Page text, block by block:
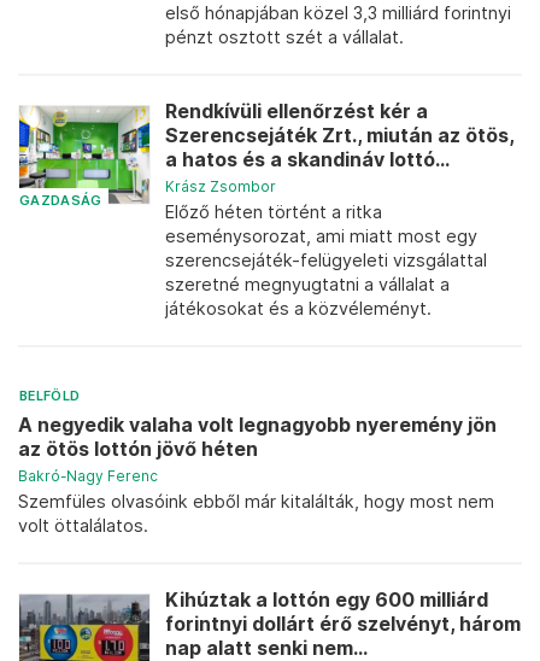
első hónapjában közel 3,3 milliárd forintnyi
pénzt osztott szét a vállalat.
GAZDASÁG
Rendkívüli ellenőrzést kér a
Szerencsejáték Zrt., miután az ötös,
a hatos és a skandináv lottó...
Krász Zsombor
Előző héten történt a ritka
eseménysorozat, ami miatt most egy
szerencsejáték-felügyeleti vizsgálattal
szeretné megnyugtatni a vállalat a
játékosokat és a közvéleményt.
BELFÖLD
A negyedik valaha volt legnagyobb nyeremény jön
az ötös lottón jövő héten
Bakró-Nagy Ferenc
Szemfüles olvasóink ebből már kitalálták, hogy most nem
volt öttalálatos.
Kihúztak a lottón egy 600 milliárd
forintnyi dollárt érő szelvényt, három
nap alatt senki nem...